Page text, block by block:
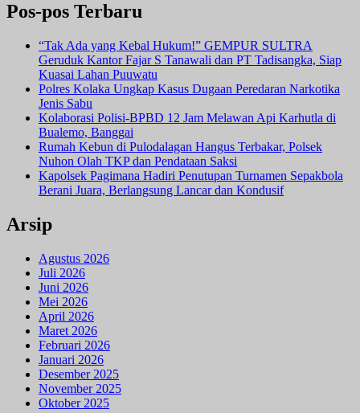
Pos-pos Terbaru
“Tak Ada yang Kebal Hukum!” GEMPUR SULTRA
Geruduk Kantor Fajar S Tanawali dan PT Tadisangka, Siap
Kuasai Lahan Puuwatu
Polres Kolaka Ungkap Kasus Dugaan Peredaran Narkotika
Jenis Sabu
Kolaborasi Polisi-BPBD 12 Jam Melawan Api Karhutla di
Bualemo, Banggai
Rumah Kebun di Pulodalagan Hangus Terbakar, Polsek
Nuhon Olah TKP dan Pendataan Saksi
Kapolsek Pagimana Hadiri Penutupan Turnamen Sepakbola
Berani Juara, Berlangsung Lancar dan Kondusif
Arsip
Agustus 2026
Juli 2026
Juni 2026
Mei 2026
April 2026
Maret 2026
Februari 2026
Januari 2026
Desember 2025
November 2025
Oktober 2025